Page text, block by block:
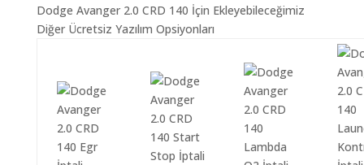
Dodge Avanger 2.0 CRD 140 İçin Ekleyebileceğimiz
Diğer Ücretsiz Yazılım Opsiyonları